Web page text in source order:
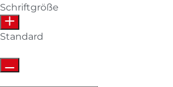
Schriftgröße
Standard